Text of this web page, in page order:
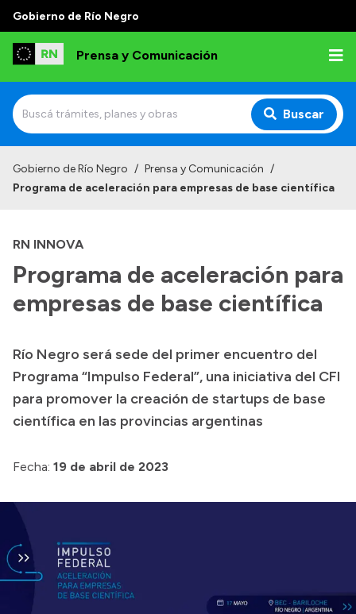
Gobierno de Río Negro
Prensa y Comunicación
Buscar
Archivo de noticias
Transparencia
Presupuesto
Boletín Oficial
Consulta de expedientes
Convocatorias
Intranet
Login
Gobierno de Río Negro / Prensa y Comunicación /
Programa de aceleración para empresas de base científica
RN INNOVA
Programa de aceleración para
empresas de base científica
Río Negro será sede del primer encuentro del
Programa “Impulso Federal”, una iniciativa del CFI
para promover la creación de startups de base
científica en las provincias argentinas
Fecha: 19 de abril de 2023